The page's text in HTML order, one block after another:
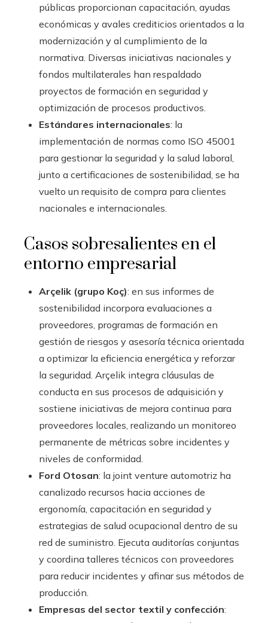
públicas proporcionan capacitación, ayudas
económicas y avales crediticios orientados a la
modernización y al cumplimiento de la
normativa. Diversas iniciativas nacionales y
fondos multilaterales han respaldado
proyectos de formación en seguridad y
optimización de procesos productivos.
Estándares internacionales: la
implementación de normas como ISO 45001
para gestionar la seguridad y la salud laboral,
junto a certificaciones de sostenibilidad, se ha
vuelto un requisito de compra para clientes
nacionales e internacionales.
Casos sobresalientes en el
entorno empresarial
Arçelik (grupo Koç): en sus informes de
sostenibilidad incorpora evaluaciones a
proveedores, programas de formación en
gestión de riesgos y asesoría técnica orientada
a optimizar la eficiencia energética y reforzar
la seguridad. Arçelik integra cláusulas de
conducta en sus procesos de adquisición y
sostiene iniciativas de mejora continua para
proveedores locales, realizando un monitoreo
permanente de métricas sobre incidentes y
niveles de conformidad.
Ford Otosan: la joint venture automotriz ha
canalizado recursos hacia acciones de
ergonomía, capacitación en seguridad y
estrategias de salud ocupacional dentro de su
red de suministro. Ejecuta auditorías conjuntas
y coordina talleres técnicos con proveedores
para reducir incidentes y afinar sus métodos de
producción.
Empresas del sector textil y confección: